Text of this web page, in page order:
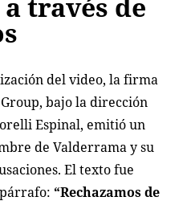
del video, la firma
bajo la dirección
Espinal, emitió un
de Valderrama y su
El texto fue
“Rechazamos de